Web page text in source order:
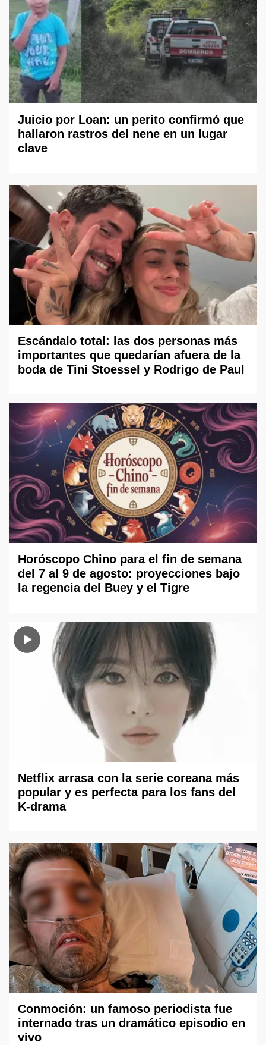
Juicio por Loan: un perito confirmó que
hallaron rastros del nene en un lugar
clave
Escándalo total: las dos personas más
importantes que quedarían afuera de la
boda de Tini Stoessel y Rodrigo de Paul
Horóscopo Chino para el fin de semana
del 7 al 9 de agosto: proyecciones bajo
la regencia del Buey y el Tigre
Netflix arrasa con la serie coreana más
popular y es perfecta para los fans del
K-drama
Conmoción: un famoso periodista fue
internado tras un dramático episodio en
vivo